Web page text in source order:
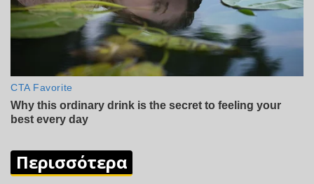
Περισσότερα